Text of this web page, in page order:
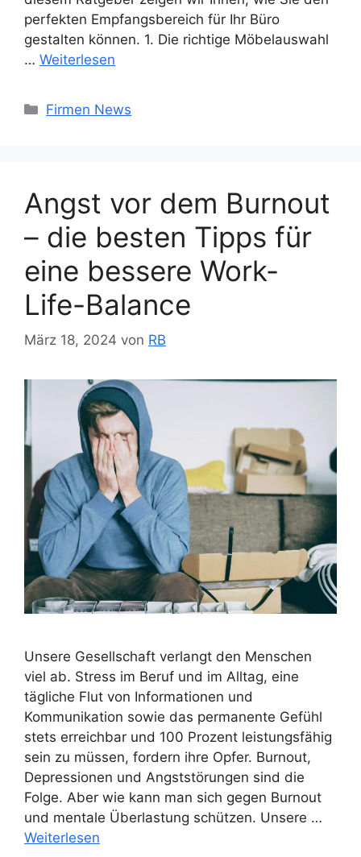
perfekten Empfangsbereich für Ihr Büro
gestalten können. 1. Die richtige Möbelauswahl
… Weiterlesen
Kategorien
Firmen News
Angst vor dem Burnout
– die besten Tipps für
eine bessere Work-
Life-Balance
März 18, 2024 von RB
Unsere Gesellschaft verlangt den Menschen
viel ab. Stress im Beruf und im Alltag, eine
tägliche Flut von Informationen und
Kommunikation sowie das permanente Gefühl
stets erreichbar und 100 Prozent leistungsfähig
sein zu müssen, fordern ihre Opfer. Burnout,
Depressionen und Angststörungen sind die
Folge. Aber wie kann man sich gegen Burnout
und mentale Überlastung schützen. Unsere …
Weiterlesen